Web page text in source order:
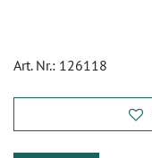
Art. Nr.: 126118